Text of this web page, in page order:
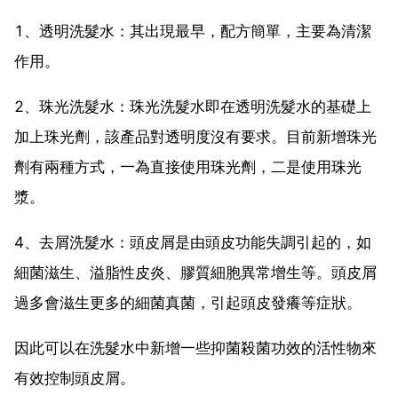
1、透明洗髮水：其出現最早，配方簡單，主要為清潔
作用。
2、珠光洗髮水：珠光洗髮水即在透明洗髮水的基礎上
加上珠光劑，該產品對透明度沒有要求。目前新增珠光
劑有兩種方式，一為直接使用珠光劑，二是使用珠光
漿。
4、去屑洗髮水：頭皮屑是由頭皮功能失調引起的，如
細菌滋生、溢脂性皮炎、膠質細胞異常增生等。頭皮屑
過多會滋生更多的細菌真菌，引起頭皮發癢等症狀。
因此可以在洗髮水中新增一些抑菌殺菌功效的活性物來
有效控制頭皮屑。